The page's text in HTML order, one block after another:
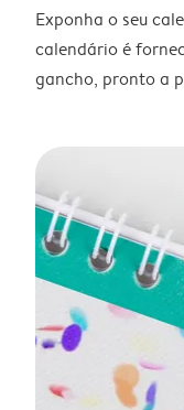
Exponha o seu
calendário é
gancho, pronto a